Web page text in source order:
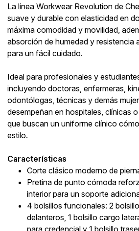
La línea Workwear Revolution de
suave y durable con elasticidad en
máxima comodidad y movilidad,
absorción de humedad y resistencia
para un fácil cuidado.
Ideal para profesionales y
incluyendo doctoras, enfermeras,
odontólogas, técnicas y demás
desempeñan en hospitales, clínicas
que buscan un uniforme clínico
estilo.
Características
Corte clásico moderno de
Pretina de punto cómoda
interior para un soporte
4 bolsillos funcionales: 2
delanteros, 1 bolsillo cargo
para credencial y 1 bolsillo